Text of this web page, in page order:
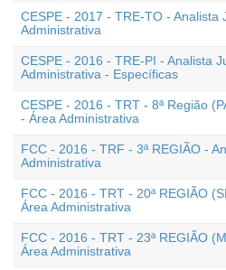
CESPE - 2017 - TRE-TO - Analista
Administrativa
CESPE - 2016 - TRE-PI - Analista
Administrativa - Específicas
CESPE - 2016 - TRT - 8ª Região
- Área Administrativa
FCC - 2016 - TRF - 3ª REGIÃO -
Administrativa
FCC - 2016 - TRT - 20ª REGIÃO
Área Administrativa
FCC - 2016 - TRT - 23ª REGIÃO
Área Administrativa